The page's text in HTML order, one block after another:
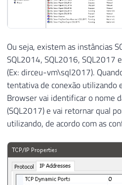
Ou seja, existem as instâncias
SQL2014, SQL2016, SQL2017
(Ex: dirceu-vm\sql2017).
tentativa de conexão utilizando
Browser vai identificar o nome
(SQL2017) e vai retornar qual
utilizando, de acordo com as